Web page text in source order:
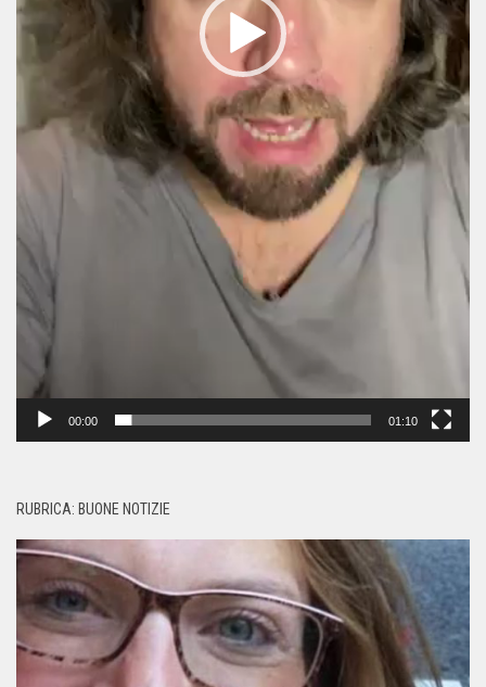
00:00 01:10
RUBRICA: BUONE NOTIZIE